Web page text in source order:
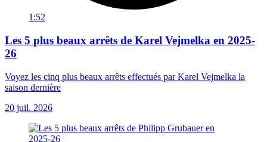
1:52
Les 5 plus beaux arrêts de Karel Vejmelka en 2025-
26
Voyez les cinq plus beaux arrêts effectués par Karel Vejmelka la
saison dernière
20 juil. 2026